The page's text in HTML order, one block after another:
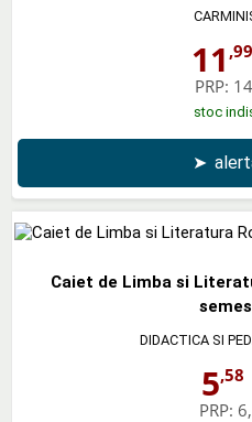
11 ,99
PRP:
stoc
➤
Caiet de Limba si
DIDACTICA SI
5,58
PRP: